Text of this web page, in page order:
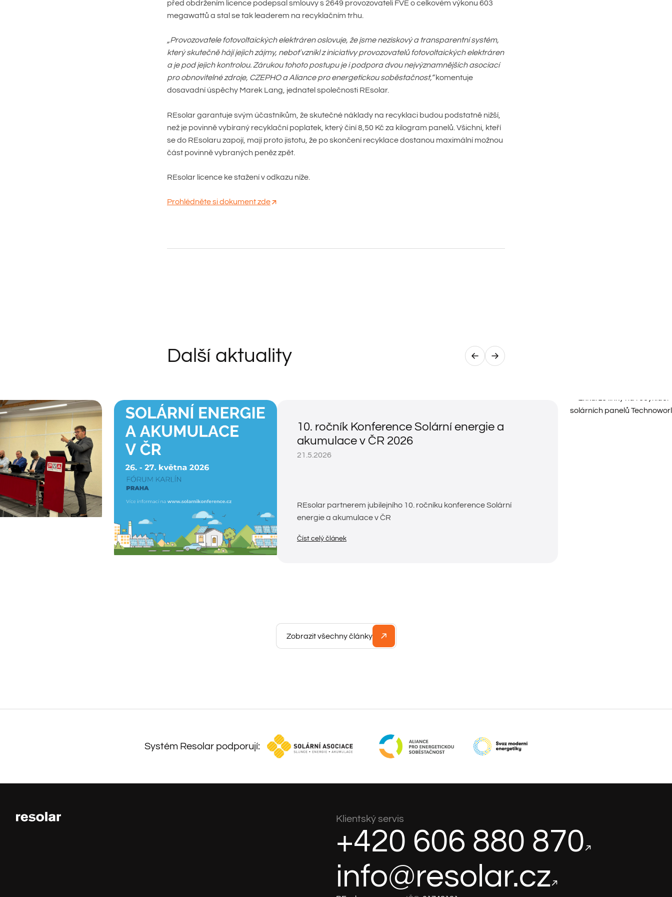
před obdržením licence podepsal smlouvy s 2649 provozovateli FVE o celkovém výkonu 603
megawattů a stal se tak leaderem na recyklačním trhu.
„Provozovatele fotovoltaických elektráren oslovuje, že jsme neziskový a transparentní systém,
který skutečně hájí jejich zájmy, neboť vznikl z iniciativy provozovatelů fotovoltaických elektráren
a je pod jejich kontrolou. Zárukou tohoto postupu je i podpora dvou nejvýznamnějších asociací
pro obnovitelné zdroje, CZEPHO a Aliance pro energetickou soběstačnost,“komentuje
dosavadní úspěchy Marek Lang, jednatel společnosti REsolar.
REsolar garantuje svým účastníkům, že skutečné náklady na recyklaci budou podstatně nižší,
než je povinně vybíraný recyklační poplatek, který činí 8,50 Kč za kilogram panelů. Všichni, kteří
se do REsolaru zapojí, mají proto jistotu, že po skončení recyklace dostanou maximální možnou
část povinně vybraných peněz zpět.
REsolar licence ke stažení v odkazu níže.
Prohlédněte si dokument zde
Další aktuality
10. ročník Konference Solární energie a
akumulace v ČR 2026
21.5.2026
REsolar partnerem jubilejního 10. ročníku konference Solární
energie a akumulace v ČR
Číst celý článek
Zobrazit všechny články
Systém Resolar podporují:
Klientský servis
+420 606 880 870
info@resolar.cz